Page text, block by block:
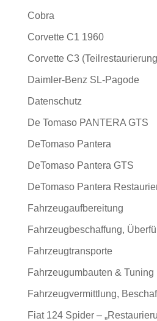
Cobra
Corvette C1 1960
Corvette C3
Daimler-Benz SL-Pagode
Datenschutz
De Tomaso PANTERA GTS
DeTomaso Pantera
DeTomaso Pantera GTS
DeTomaso Pantera
Fahrzeugaufbereitung
Fahrzeugbeschaffung,
Fahrzeugtransporte
Fahrzeugumbauten & Tuning
Fahrzeugvermittlung,
Fiat 124 Spider –